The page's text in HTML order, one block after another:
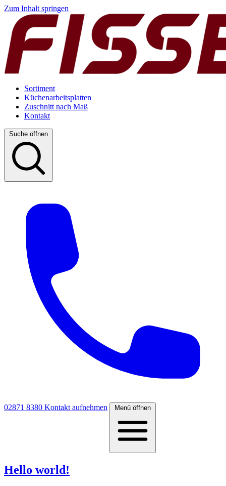
Zum Inhalt springen
Sortiment
Küchenarbeitsplatten
Zuschnitt nach Maß
Kontakt
Suche öffnen
02871 8380 Kontakt aufnehmen Menü öffnen
Hello world!